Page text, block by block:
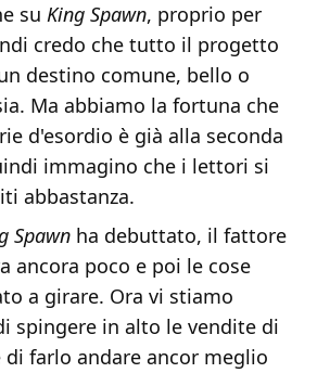
su King Spawn, proprio per
credo che tutto il progetto
destino comune, bello o
Ma abbiamo la fortuna che
d'esordio è già alla seconda
immagino che i lettori si
abbastanza.
Spawn ha debuttato, il fattore
ancora poco e poi le cose
a girare. Ora vi stiamo
spingere in alto le vendite di
farlo andare ancor meglio